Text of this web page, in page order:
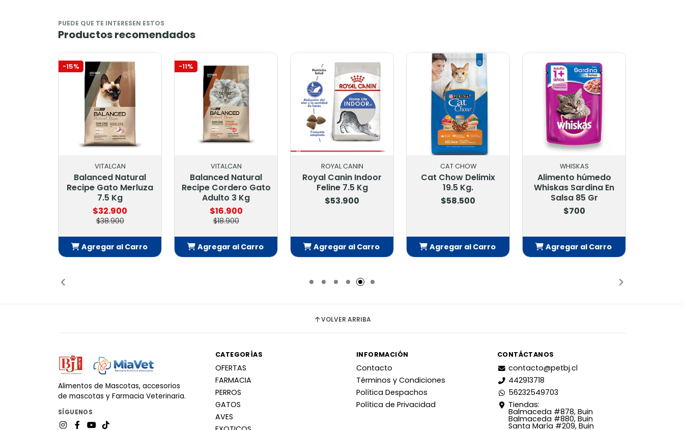
PUEDE QUE TE INTERESEN ESTOS
Productos recomendados
-15%
VITALCAN
Balanced Natural
Recipe Gato Merluza
7.5 Kg
$32.900
$38.900
Agregar al Carro
-11%
VITALCAN
Balanced Natural
Recipe Cordero Gato
Adulto 3 Kg
$16.900
$18.900
Agregar al Carro
ROYAL CANIN
Royal Canin Indoor
Feline 7.5 Kg
$53.900
Agregar al Carro
CAT CHOW
Cat Chow Delimix
19.5 Kg.
$58.500
Agregar al Carro
WHISKAS
Alimento húmedo
Whiskas Sardina En
Salsa 85 Gr
$700
Agregar al Carro
VOLVER ARRIBA
Alimentos de Mascotas, accesorios
de mascotas y Farmacia Veterinaria.
SÍGUENOS
CATEGORÍAS
OFERTAS
FARMACIA
PERROS
GATOS
AVES
INFORMACIÓN
Contacto
Términos y Condiciones
Política Despachos
Política de Privacidad
CONTÁCTANOS
contacto@petbj.cl
442913718
56232549703
Tiendas:
Balmaceda #878, Buin
Balmaceda #880, Buin
Santa María #209, Buin